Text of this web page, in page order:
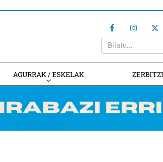
AGURRAK / ESKELAK